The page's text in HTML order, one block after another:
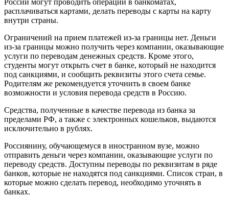
расплачиваться картами, делать переводы с карты на карту
внутри страны.
Ограничений на прием платежей из-за границы нет. Деньги
из-за границы можно получить через компании, оказывающие
услуги по переводам денежных средств. Кроме этого,
студенты могут открыть счет в банке, который не находится
под санкциями, и сообщить реквизиты этого счета семье.
Родителям же рекомендуется уточнить в своем банке
возможности и условия перевода средств в Россию.
Средства, полученные в качестве перевода из банка за
пределами РФ, а также с электронных кошельков, выдаются
исключительно в рублях.
Россиянину, обучающемуся в иностранном вузе, можно
отправить деньги через компании, оказывающие услуги по
переводу средств. Доступны переводы по реквизитам в ряде
банков, которые не находятся под санкциями. Список стран, в
которые можно сделать перевод, необходимо уточнять в
банках.